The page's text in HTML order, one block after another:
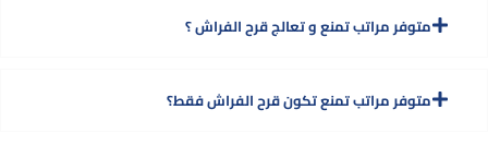
متوفر مراتب تمنع و تعالج قرح الفراش ؟
متوفر مراتب تمنع تكون قرح الفراش فقط؟